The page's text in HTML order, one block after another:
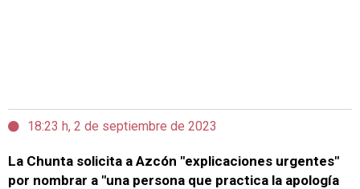
18:23 h, 2 de septiembre de 2023
La Chunta solicita a Azcón "explicaciones urgentes"
por nombrar a "una persona que practica la apología